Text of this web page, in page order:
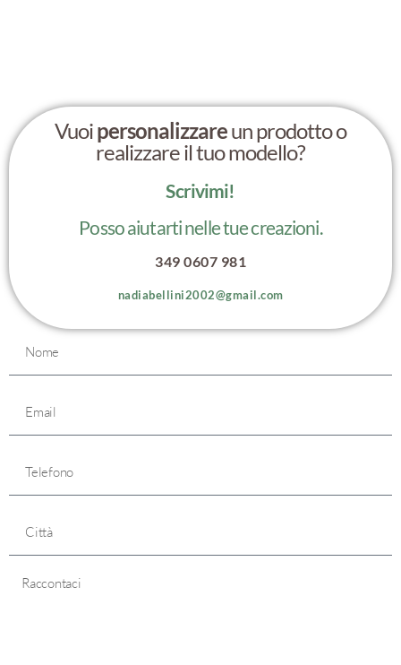
Vuoipersonalizzareun prodotto o
realizzare il tuo modello?
Scrivimi!
Posso aiutarti nelle tue creazioni.
349 0607 981
nadiabellini2002@gmail.com